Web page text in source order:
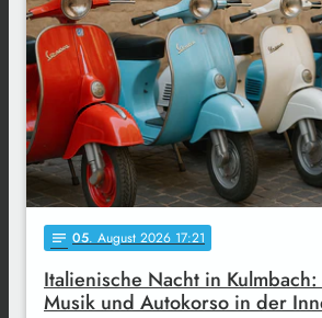
notes 05. August 2026 17:21
Italienische Nacht in
Musik und Autokorso in der